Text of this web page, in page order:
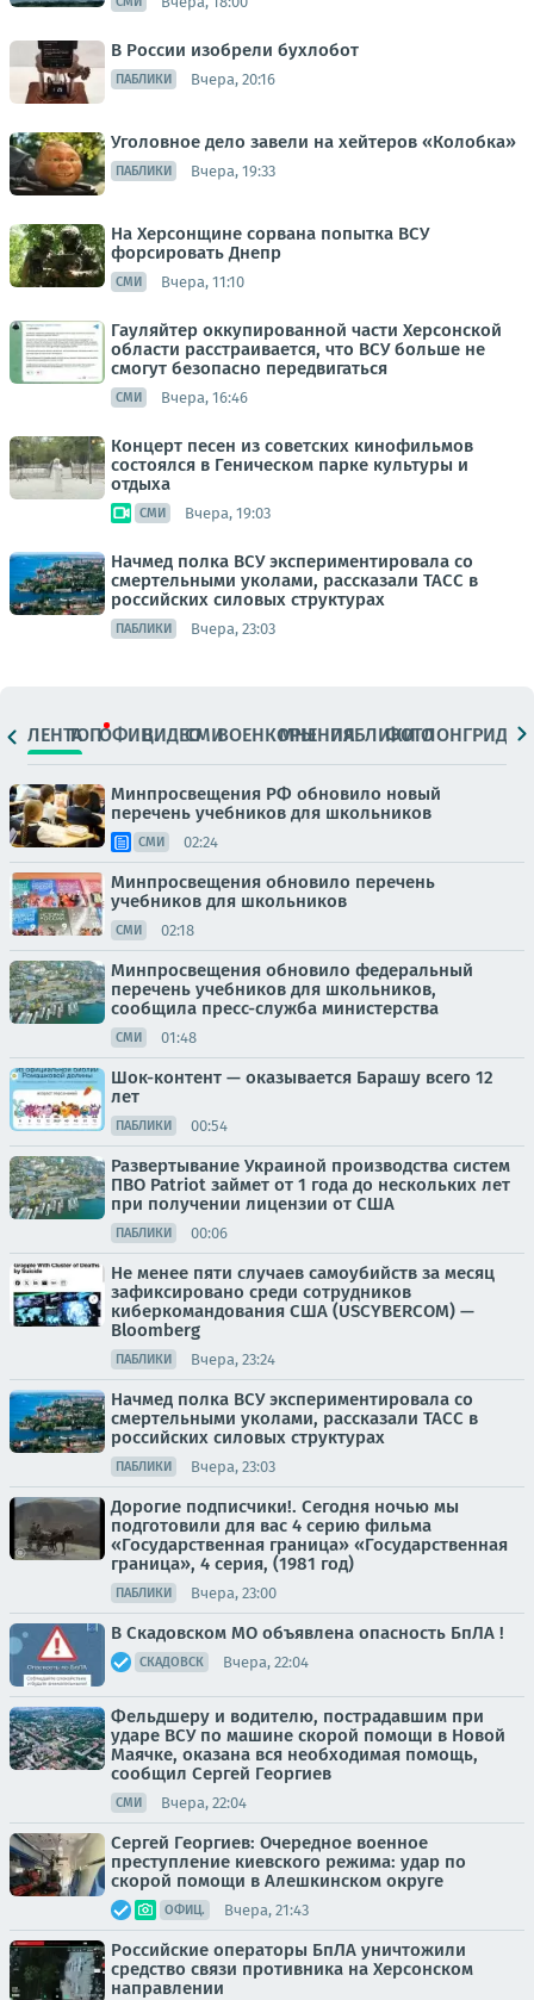
В России изобрели бухлобот
ПАБЛИКИ Вчера, 20:16
Уголовное дело завели на хейтеров «Колобка»
ПАБЛИКИ Вчера, 19:33
На Херсонщине сорвана попытка ВСУ
форсировать Днепр
СМИ Вчера, 11:10
Гауляйтер оккупированной части Херсонской
области расстраивается, что ВСУ больше не
смогут безопасно передвигаться
СМИ Вчера, 16:46
Концерт песен из советских кинофильмов
состоялся в Геническом парке культуры и
отдыха
СМИ Вчера, 19:03
Начмед полка ВСУ экспериментировала со
смертельными уколами, рассказали ТАСС в
российских силовых структурах
ПАБЛИКИ Вчера, 23:03
ЛЕНТАТОПОФИЦ.ВИДЕОСМИВОЕНКОРЫМНЕНИЯПАБЛИКИ
ФОТОЛОНГРИДЫ
Минпросвещения РФ обновило новый
перечень учебников для школьников
СМИ 02:24
Минпросвещения обновило перечень
учебников для школьников
СМИ 02:18
Минпросвещения обновило федеральный
перечень учебников для школьников,
сообщила пресс-служба министерства
СМИ 01:48
Шок-контент — оказывается Барашу всего 12
лет
ПАБЛИКИ 00:54
Развертывание Украиной производства систем
ПВО Patriot займет от 1 года до нескольких лет
при получении лицензии от США
ПАБЛИКИ 00:06
Не менее пяти случаев самоубийств за месяц
зафиксировано среди сотрудников
киберкомандования США (USCYBERCOM) —
Bloomberg
ПАБЛИКИ Вчера, 23:24
Начмед полка ВСУ экспериментировала со
смертельными уколами, рассказали ТАСС в
российских силовых структурах
ПАБЛИКИ Вчера, 23:03
Дорогие подписчики!. Сегодня ночью мы
подготовили для вас 4 серию фильма
«Государственная граница» «Государственная
граница», 4 серия, (1981 год)
ПАБЛИКИ Вчера, 23:00
В Скадовском МО объявлена опасность БпЛА !
СКАДОВСК Вчера, 22:04
Фельдшеру и водителю, пострадавшим при
ударе ВСУ по машине скорой помощи в Новой
Маячке, оказана вся необходимая помощь,
сообщил Сергей Георгиев
СМИ Вчера, 22:04
Сергей Георгиев: Очередное военное
преступление киевского режима: удар по
скорой помощи в Алешкинском округе
ОФИЦ. Вчера, 21:43
Российские операторы БпЛА уничтожили
средство связи противника на Херсонском
направлении